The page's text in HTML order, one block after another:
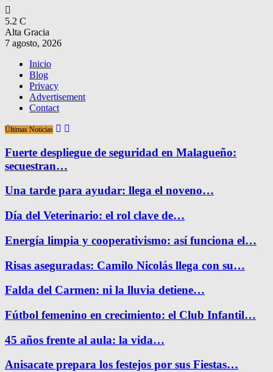
5.2 C
Alta Gracia
7 agosto, 2026
Inicio
Blog
Privacy
Advertisement
Contact
Últimas Noticias
Fuerte despliegue de seguridad en Malagueño:
secuestran…
Una tarde para ayudar: llega el noveno…
Día del Veterinario: el rol clave de…
Energía limpia y cooperativismo: así funciona el…
Risas aseguradas: Camilo Nicolás llega con su…
Falda del Carmen: ni la lluvia detiene…
Fútbol femenino en crecimiento: el Club Infantil…
45 años frente al aula: la vida…
Anisacate prepara los festejos por sus Fiestas…